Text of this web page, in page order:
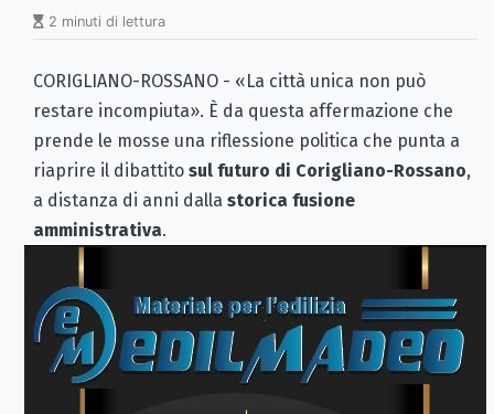
2 minuti di lettura
CORIGLIANO-ROSSANO - «La città unica non può
restare incompiuta». È da questa affermazione che
prende le mosse una riflessione politica che punta a
riaprire il dibattito sul futuro di Corigliano-Rossano,
a distanza di anni dalla storica fusione
amministrativa.